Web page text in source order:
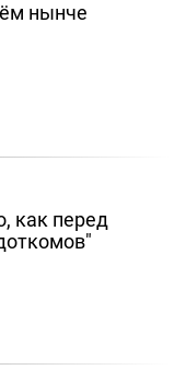
нынче
как перед